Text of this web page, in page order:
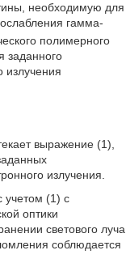
необходимую для
гамма-
полимерного
заданного
излучения
выражение (1),
излучения.
учетом (1) с
оптики
светового луча
соблюдается